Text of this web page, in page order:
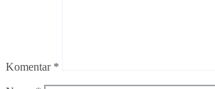
Komentar *